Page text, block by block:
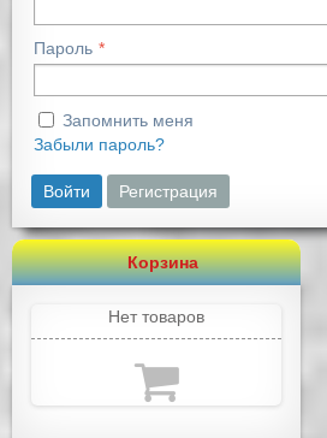
Пароль
Запомнить меня
Забыли пароль?
Войти Регистрация
Корзина
Нет товаров